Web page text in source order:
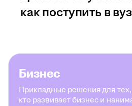
как поступить в вуз
Бизнес
Прикладные решения для тех,
кто развивает бизнес и